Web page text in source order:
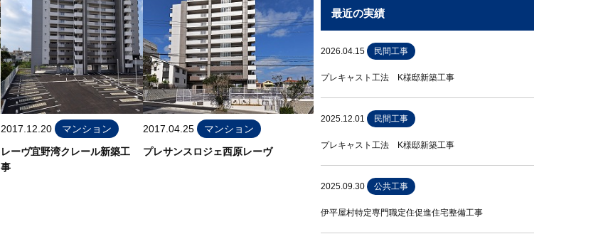
2017.12.20
マンション
レーヴ宜野湾クレール新築工
事
2017.04.25
マンション
プレサンスロジェ西原レーヴ
最近の実績
2026.04.15 民間工事
プレキャスト工法 K様邸新築工事
2025.12.01 民間工事
プレキャスト工法 K様邸新築工事
2025.09.30 公共工事
伊平屋村特定専門職定住促進住宅整備工事